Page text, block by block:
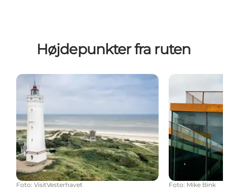
Højdepunkter fra ruten
Blåvandshuk Fyr
Foto: VisitVesterhavet
Tirpitz
Foto: Mike Bink